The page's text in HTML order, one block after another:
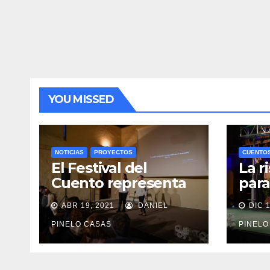
YOU MISSED
NOTICIAS PROYECTOS
El Festival del
Cuento representa
a España en un
encuentro
hispanoamericano
de lectura para
ABR 19, 2021 DANIEL
PINELO CASAS
La
DIC